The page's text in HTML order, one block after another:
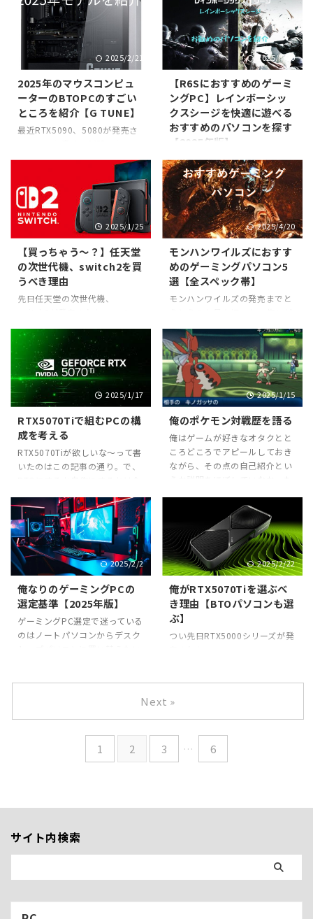
スペック不足で後悔したことが
ある。この記事では ...
5個2.1ch/6個入出力端子H ...
ドのRTX4080と比べて、レンダ
リング性能・AI処理・レイトレ
ーシングのすべてが向上した。
CUDAコア数：約11000基
VRAM：16GB GDDR7 消費電
力：350W前後 単純に言うと
「4Kゲーミング・生成AI・映像
制作」など重たい処理も余裕
で、ガチ性能を求める人向けの
一台。フラッグシップ機であ
すすめ？ じゃあどんな人におす
すめかというと、 重めのPCゲ
ームを4K ...
ば失敗しないか？」って迷う人
がほとんどだと思う。 この記事
では、30万円で快適にゲームが
できるおすすめのゲーミングPC
を2台だけ厳選して紹介する。
FPS・MMO・重量級ゲームでも
安定プレイ可能な構成だから、
ぜひ参考にしてくれ。 【30万
円前後のゲーミングPCに求めら
れる性能とは？】 30万円前後
なら、最新のRyzen 7 / Core i7
クラスのCPU＋ミドル〜ハイエ
ンドGPU（RTX4070など）が
狙える価格帯。快適 ...
2025/2/21
2025年のマウスコンピュ
ーターのBTOPCのすごい
ところを紹介【G TUNE】
最近RTX5090、5080が発売さ
いるのは記憶に新しい。 で、そ
こで気になるのは「BTOはどう
なの？」ってところだと思う。
俺は気になっている。 そこで今
回は2025年のBTOで俺が個人
的におすすめしたいマウスコン
ピューターのBTOのすごい、と
いうか個人的に惹かれる点を紹
介していく。 2025年マウスコ
ンピューターの
BTO（GTUNE）はここがすご
ブランド、GTUNEの新ロゴを紹
介する。 かっけえ・・・。
2025年のGT ...
2025/4/20
【R6Sにおすすめのゲーミ
ングPC】レインボーシッ
クスシージを快適に遊べる
おすすめのパソコンを探す
【2025年版】
俺はレインボーシックスシージ
が好きだったんだ。そう、好き
だった。昔はよくやってたけど
ここ2～3年はめっきりやらなく
なってしまった。よく使ってた
オペレーターがナーフされると
ちゃ仕様も変わってるらしく
て、せっかくだしまたやりたい
な～って思い始めていている。
なので2025年、シージが発売
コスパの良いスペックを探って
いく。 【結論】RTXハイスペッ
クで遊ぶことを想定するのがお
すすめ 結論から、ハイスペック
PCで遊ぶのがおすすめ。なぜな
ら処理性能差によって ...
2025/1/25
【買っちゃう～？】任天堂
の次世代機、switch2を買
うべき理由
先日任天堂の次世代機、
クなど多くのことはまだ闇の中
ではあるんだけど、PVから超ワ
クワクした。さすが任天堂と言
わざるを得ない。 とはいえ俺も
27歳。新型ゲーム機に飛びつく
かどうか迷うべき年齢、いわば
おっさんに片足突っ込んでい
る。辛い。そこで今回は
switch2を買うかどうかを検討
してみようと思う。気が早い感
が否めないけどついてきてほし
switch2のスペックはこんな感
じらしい。 テレビモード時
4K60P対応 ジ ...
2025/4/20
モンハンワイルズにおすす
めのゲーミングパソコン5
選【全スペック帯】
モンハンワイルズの発売までと
ーミングPCを買い替えねばとは
思っているんだけどどうするか
はまだ決めかねている。という
事で思考整理もかねて今回はモ
ンハンワイルズにおすすめのゲ
ーミングパソコンを2025/1/19
時点の情報から低～高まで幅広
きく解説していこうと思う。
【前提】おススメはハイスペッ
ク 俺がモンハンワイルズをやる
上でパソコンを選ぶなら、ハイ
スペック帯を選ぶ。なぜなら公
FHD60FPS時でRTX 2070
Super程度のグラボを推奨して
いるから。→公式 ...
2025/1/17
RTX5070Tiで組むPCの構
成を考える
RTX5070Tiが欲しいな～って書
いたのはこの記事の通り。で、
ど,、今回は自作PCを組むと仮
定して、スペックを検討してい
こうと思う。 【用途】ゲー
ム/youtube動画投稿/配信 俺の
想定用途はゲームや動画投稿を
主にしていきたいと想定してい
る。スペックを低くしてプレイ
時、配信時問わず画質や快適性
を妥協してもいいかもしれない
んだけど、個人的にはその点を
2025/1/15
俺のポケモン対戦歴を語る
俺はゲームが好きなオタクとと
ころどころでアピールしておき
ながら、その点の自己紹介とい
うか説明をほぼしていなかった
ぜアピールしなかったんだろう
か（自問自答）。 という事で今
回は俺のポケモン対戦歴を書き
出していく。完全に自己満だけ
ど良ければ見てほしい。 【始ま
り】もこう先生のバトレボ実況
俺がポケモン対戦に興味を持っ
たきっかけは当時ニコニコで流
行していたもこう先生の厨ポケ
狩り講座が始まり。もこうと言
2025/2/2
俺なりのゲーミングPCの
選定基準【2025年版】
ゲーミングPC選定で迷っている
のはノートパソコンからデスク
は俺がRTX5070Tiを選ぶ理由で
まとめさせてもらっているんだ
けど、ゲーミングPCを買う際に
迷うポイントとして「結局どの
ラインのスペックが良いの？」
BTOパソコンを紹介していく。
①やりたいゲームを選ぶ【モン
ハンワイルズの例】 ...
2025/2/22
俺がRTX5070Tiを選ぶべ
き理由【BTOパソコンも選
ぶ】
つい先日RTX5000シリーズが発
は、カタログスペックは超良い
し値段も思ったより安いという
こと。 つまり最高。だから新し
くパソコンを買い替えることに
決めたんだけど、今回は俺が選
1 2 3 … 6
Next »
サイト内検索